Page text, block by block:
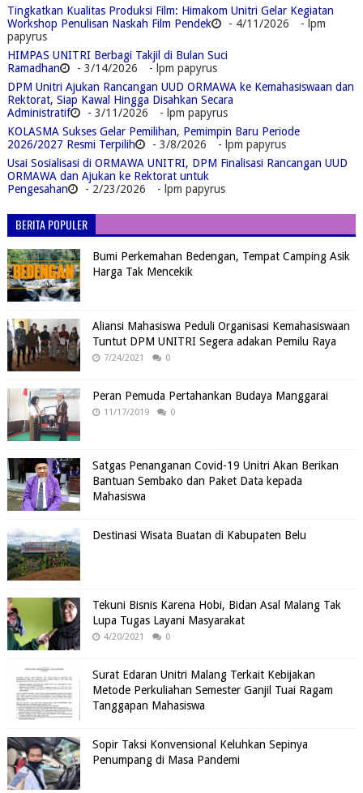
Tingkatkan Kualitas Produksi Film: Himakom Unitri Gelar Kegiatan
Workshop Penulisan Naskah Film Pendek
- 4/11/2026
- lpm
papyrus
HIMPAS UNITRI Berbagi Takjil di Bulan Suci
Ramadhan
- 3/14/2026
- lpm papyrus
DPM Unitri Ajukan Rancangan UUD ORMAWA ke Kemahasiswaan dan
Rektorat, Siap Kawal Hingga Disahkan Secara
Administratif
- 3/11/2026
- lpm papyrus
KOLASMA Sukses Gelar Pemilihan, Pemimpin Baru Periode
2026/2027 Resmi Terpilih
- 3/8/2026
- lpm papyrus
Usai Sosialisasi di ORMAWA UNITRI, DPM Finalisasi Rancangan UUD
ORMAWA dan Ajukan ke Rektorat untuk
Pengesahan
- 2/23/2026 - lpm papyrus
BERITA POPULER
Bumi Perkemahan Bedengan, Tempat Camping Asik
Harga Tak Mencekik
Aliansi Mahasiswa Peduli Organisasi Kemahasiswaan
Tuntut DPM UNITRI Segera adakan Pemilu Raya
7/24/2021 0
Peran Pemuda Pertahankan Budaya Manggarai
11/17/2019 0
Satgas Penanganan Covid-19 Unitri Akan Berikan
Bantuan Sembako dan Paket Data kepada
Mahasiswa
Destinasi Wisata Buatan di Kabupaten Belu
Tekuni Bisnis Karena Hobi, Bidan Asal Malang Tak
Lupa Tugas Layani Masyarakat
4/20/2021 0
Surat Edaran Unitri Malang Terkait Kebijakan
Metode Perkuliahan Semester Ganjil Tuai Ragam
Tanggapan Mahasiswa
Sopir Taksi Konvensional Keluhkan Sepinya
Penumpang di Masa Pandemi